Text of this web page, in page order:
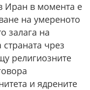
Иран в момента е
на умереното
залага на
чрез
религиозните
и ядрените